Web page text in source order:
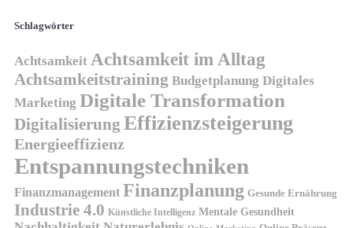
Schlagwörter
Achtsamkeit Achtsamkeit im Alltag
Achtsamkeitstraining Budgetplanung Digitales
Marketing Digitale Transformation
Digitalisierung Effizienzsteigerung
Energieeffizienz
Entspannungstechniken
Finanzmanagement Finanzplanung Gesunde Ernährung
Industrie 4.0 Künstliche Intelligenz Mentale Gesundheit